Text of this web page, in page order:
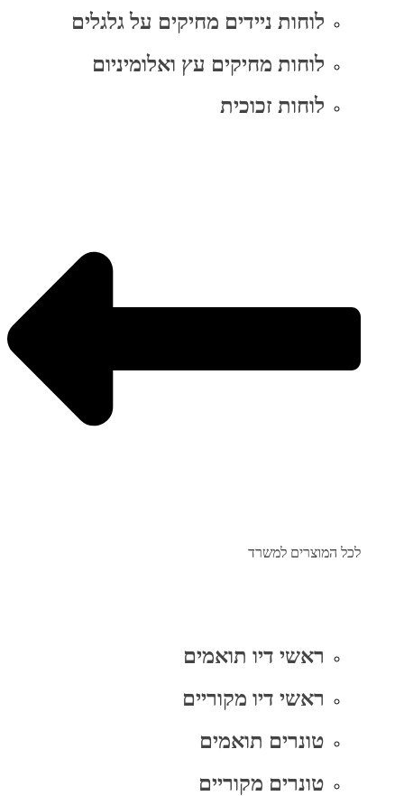
לוחות ניידים מחיקים על גלגלים
לוחות מחיקים עץ ואלומיניום
לוחות זכוכית
לכל המוצרים למשרד
ראשי דיו תואמים
ראשי דיו מקוריים
טונרים תואמים
טונרים מקוריים